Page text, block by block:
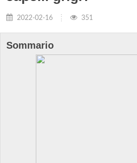
2022-02-16 351
Sommario